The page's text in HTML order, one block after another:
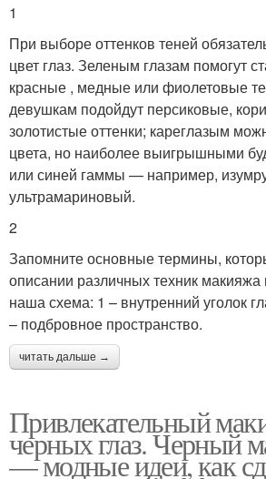
1
При выборе оттенков теней
цвет глаз. Зеленым глазам помогут
красные , медные или фиолетовые
девушкам подойдут персиковые,
золотистые оттенки; кареглазым
цвета, но наиболее выигрышными
или синей гаммы — например,
ультрамариновый.
2
Запомните основные термины,
описании различных техник
наша схема: 1 – внутренний уголок
– подбровное пространство.
читать дальше →
Привлекательный
черных глаз. Черный
— модные идеи, как